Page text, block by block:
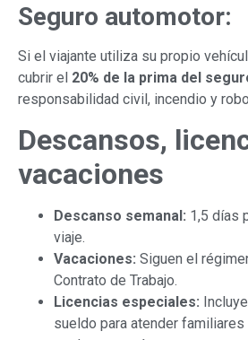
Seguro automotor:
Si el viajante utiliza su propio
cubrir el 20% de la prima del
responsabilidad civil, incendio y
Descansos,
vacaciones
Descanso semanal: 1,5 días
viaje.
Vacaciones: Siguen el
Contrato de Trabajo.
Licencias especiales:
sueldo para atender